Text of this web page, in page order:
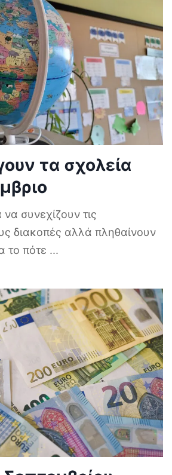
τα σχολεία
συνεχίζουν τις
διακοπές αλλά πληθαίνουν
το πότε ...